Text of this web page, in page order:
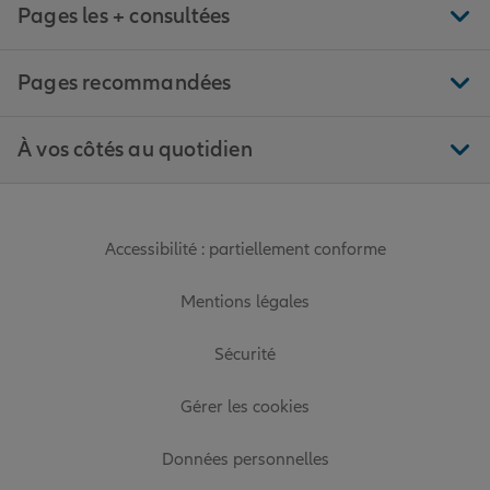
Pages les + consultées
Pages recommandées
À vos côtés au quotidien
Accessibilité : partiellement conforme
Mentions légales
Sécurité
Gérer les cookies
Données personnelles